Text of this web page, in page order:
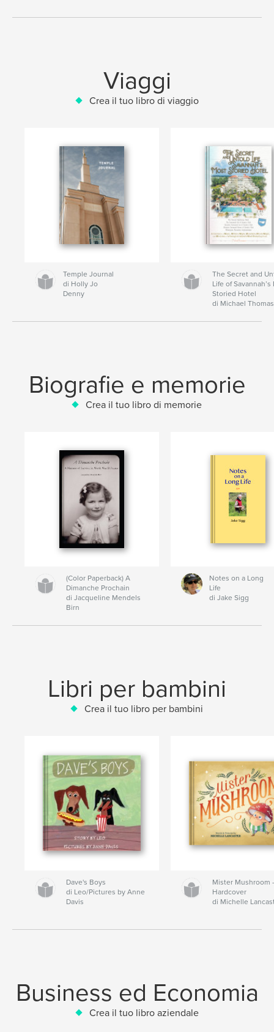
Viaggi
Crea il tuo libro di viaggio
Temple Journal
di Holly Jo
Denny
The Secret and
Life of Savannah’s
Storied Hotel
di Michael
Biografie e memorie
Crea il tuo libro di memorie
(Color Paperback) A
Dimanche Prochain
di Jacqueline Mendels
Birn
Notes on a Long
Life
di Jake Sigg
Libri per bambini
Crea il tuo libro per bambini
Dave's Boys
di Leo/Pictures by Anne
Davis
Mister Mushroom
Hardcover
di Michelle
Business ed Economia
Crea il tuo libro aziendale